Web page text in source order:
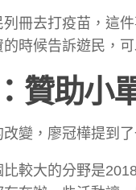
列冊去打疫苗，這
時候告訴遊民，
贊助小
變，廖冠樺提到了
較大的分野是